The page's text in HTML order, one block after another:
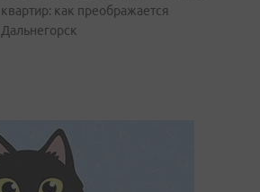
квартир: как преображается
Дальнегорск